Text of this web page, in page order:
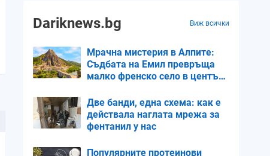
Dariknews.bg Виж всички
Мрачна мистерия в Алпите:
Съдбата на Емил превръща
малко френско село в център
Две банди, една схема: как е
действала наглата мрежа за
фентанил у нас
Популярните протеинови